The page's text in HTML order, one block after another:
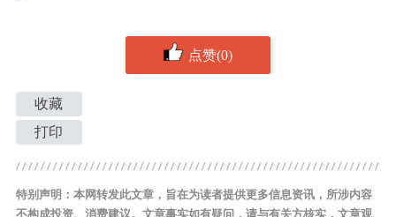
点赞(0)
收藏
打印
特别声明：本网转发此文章，旨在为读者提供更多信息资讯，所涉内容
不构成投资、消费建议。文章事实如有疑问，请与有关方核实，文章观